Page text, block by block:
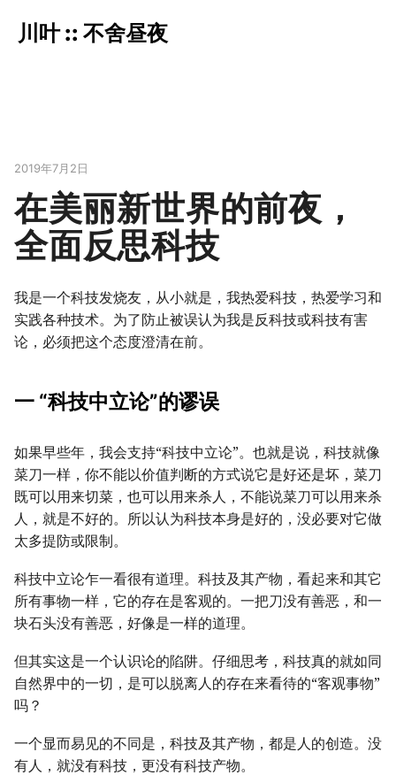
川叶 :: 不舍昼夜
2019年7月2日
在美丽新世界的前夜，
全面反思科技
我是一个科技发烧友，从小就是，我热爱科技，热爱学习和
实践各种技术。为了防止被误认为我是反科技或科技有害
论，必须把这个态度澄清在前。
一 “科技中立论”的谬误
如果早些年，我会支持“科技中立论”。也就是说，科技就像
菜刀一样，你不能以价值判断的方式说它是好还是坏，菜刀
既可以用来切菜，也可以用来杀人，不能说菜刀可以用来杀
人，就是不好的。所以认为科技本身是好的，没必要对它做
太多提防或限制。
科技中立论乍一看很有道理。科技及其产物，看起来和其它
所有事物一样，它的存在是客观的。一把刀没有善恶，和一
块石头没有善恶，好像是一样的道理。
但其实这是一个认识论的陷阱。仔细思考，科技真的就如同
自然界中的一切，是可以脱离人的存在来看待的“客观事物”
吗？
一个显而易见的不同是，科技及其产物，都是人的创造。没
有人，就没有科技，更没有科技产物。